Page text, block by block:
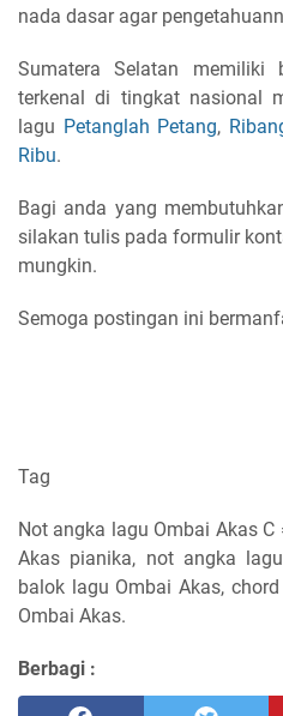
nada dasar agar
Sumatera Selatan memiliki
terkenal di tingkat nasional
lagu Petanglah Petang,
Ribu.
Bagi anda yang
silakan tulis pada formulir
mungkin.
Semoga postingan ini
Tag
Not angka lagu Ombai Akas
Akas pianika, not angka
balok lagu Ombai Akas,
Ombai Akas.
Berbagi :